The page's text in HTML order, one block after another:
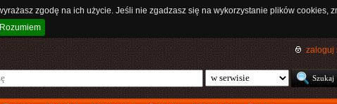
zgodę na ich użycie. Jeśli nie zgadzasz się na wykorzystanie plików cookies,
Rozumiem
zaloguj